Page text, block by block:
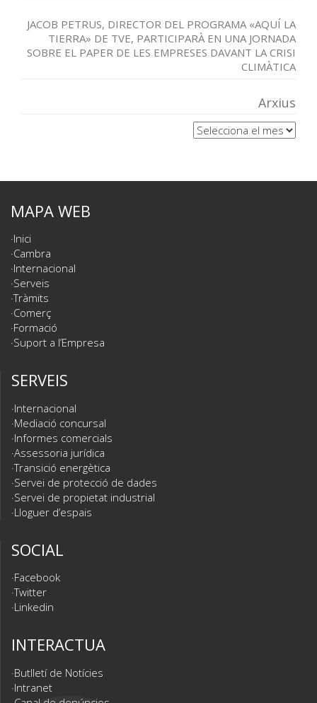
JACOB PETRUS, DIRECTOR DEL PROGRAMA «AQUÍ LA
TIERRA» DE TVE, PARTICIPARÀ EN UNA JORNADA
SOBRE EL PAPER DE LES EMPRESES DAVANT LA CRISI
CLIMÀTICA
Arxius
Arxius
MAPA WEB
Inici
Cambra
Internacional
Serveis
Tràmits
Comerç
Formació
Suport a l’Empresa
SERVEIS
Internacional
Mediació concursal
Informes comercials
Assessoria jurídica
Transició energètica
Servei de protecció de dades
Servei de propietat industrial
Lloguer d’espais
SOCIAL
Facebook
Twitter
Linkedin
INTERACTUA
Butlletí de Notícies
Intranet